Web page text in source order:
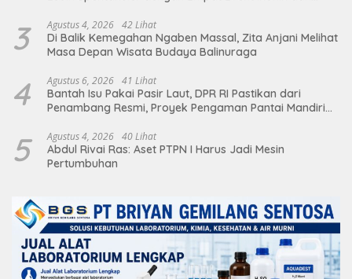
3 Agustus 4, 2026 42 Lihat
Di Balik Kemegahan Ngaben Massal, Zita Anjani Melihat
Masa Depan Wisata Budaya Balinuraga
4 Agustus 6, 2026 41 Lihat
Bantah Isu Pakai Pasir Laut, DPR RI Pastikan dari
Penambang Resmi, Proyek Pengaman Pantai Mandiri
5 Agustus 4, 2026 40 Lihat
Abdul Rivai Ras: Aset PTPN I Harus Jadi Mesin
Pertumbuhan